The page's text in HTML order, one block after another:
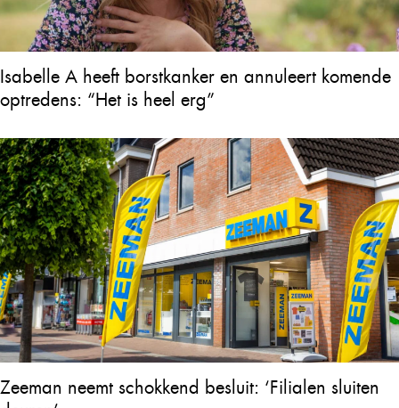
Isabelle A heeft borstkanker en annuleert komende
optredens: “Het is heel erg”
Zeeman neemt schokkend besluit: ‘Filialen sluiten